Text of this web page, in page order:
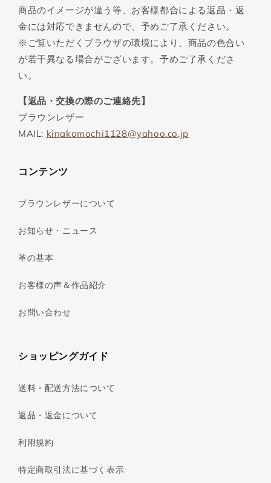
商品のイメージが違う等、お客様都合による返品・返
金には対応できませんので、予めご了承ください。
※ご覧いただくブラウザの環境により、商品の色合い
が若干異なる場合がございます。予めご了承くださ
い。
【返品・交換の際のご連絡先】
ブラウンレザー
MAIL: kinakomochi1128@yahoo.co.jp
コンテンツ
ブラウンレザーについて
お知らせ・ニュース
革の基本
お客様の声＆作品紹介
お問い合わせ
ショッピングガイド
送料・配送方法について
返品・返金について
利用規約
特定商取引法に基づく表示